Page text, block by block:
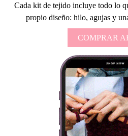
Cada kit de tejido incluye todo lo
propio diseño: hilo, agujas y
COMPRAR